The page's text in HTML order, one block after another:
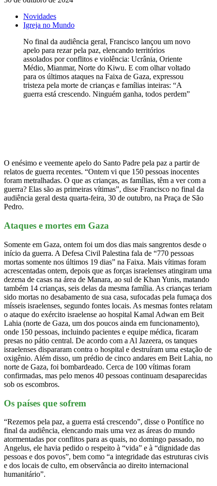
Novidades
Igreja no Mundo
No final da audiência geral, Francisco lançou um novo
apelo para rezar pela paz, elencando territórios
assolados por conflitos e violência: Ucrânia, Oriente
Médio, Mianmar, Norte do Kiwu. E com olhar voltado
para os últimos ataques na Faixa de Gaza, expressou
tristeza pela morte de crianças e famílias inteiras: “A
guerra está crescendo. Ninguém ganha, todos perdem”
O enésimo e veemente apelo do Santo Padre pela paz a partir de
relatos de guerra recentes. “Ontem vi que 150 pessoas inocentes
foram metralhadas. O que as crianças, as famílias, têm a ver com a
guerra? Elas são as primeiras vítimas”, disse Francisco no final da
audiência geral desta quarta-feira, 30 de outubro, na Praça de São
Pedro.
Ataques e mortes em Gaza
Somente em Gaza, ontem foi um dos dias mais sangrentos desde o
início da guerra. A Defesa Civil Palestina fala de “770 pessoas
mortas somente nos últimos 19 dias” na Faixa. Mais vítimas foram
acrescentadas ontem, depois que as forças israelenses atingiram uma
dezena de casas na área de Manara, ao sul de Khan Yunis, matando
também 14 crianças, seis delas da mesma família. As crianças teriam
sido mortas no desabamento de sua casa, sufocadas pela fumaça dos
mísseis israelenses, segundo fontes locais. As mesmas fontes relatam
o ataque do exército israelense ao hospital Kamal Adwan em Beit
Lahia (norte de Gaza, um dos poucos ainda em funcionamento),
onde 150 pessoas, incluindo pacientes e equipe médica, ficaram
presas no pátio central. De acordo com a Al Jazeera, os tanques
israelenses dispararam contra o hospital e destruíram uma estação de
oxigênio. Além disso, um prédio de cinco andares em Beit Lahia, no
norte de Gaza, foi bombardeado. Cerca de 100 vítimas foram
confirmadas, mas pelo menos 40 pessoas continuam desaparecidas
sob os escombros.
Os países que sofrem
“Rezemos pela paz, a guerra está crescendo”, disse o Pontífice no
final da audiência, elencando mais uma vez as áreas do mundo
atormentadas por conflitos para as quais, no domingo passado, no
Angelus, ele havia pedido o respeito à “vida” e à “dignidade das
pessoas e dos povos”, bem como “a integridade das estruturas civis
e dos locais de culto, em observância ao direito internacional
humanitário”.